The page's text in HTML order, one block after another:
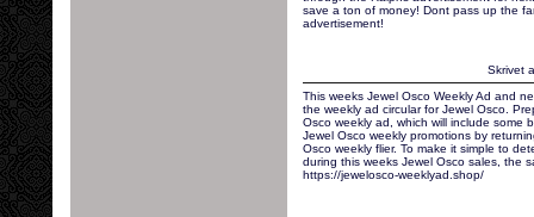
save a ton of money! Dont pass up the
advertisement!
Skrivet
This weeks Jewel Osco Weekly Ad and
the weekly ad circular for Jewel Osco.
Osco weekly ad, which will include some
Jewel Osco weekly promotions by
Osco weekly flier. To make it simple to
during this weeks Jewel Osco sales, the
https://jewelosco-weeklyad.shop/